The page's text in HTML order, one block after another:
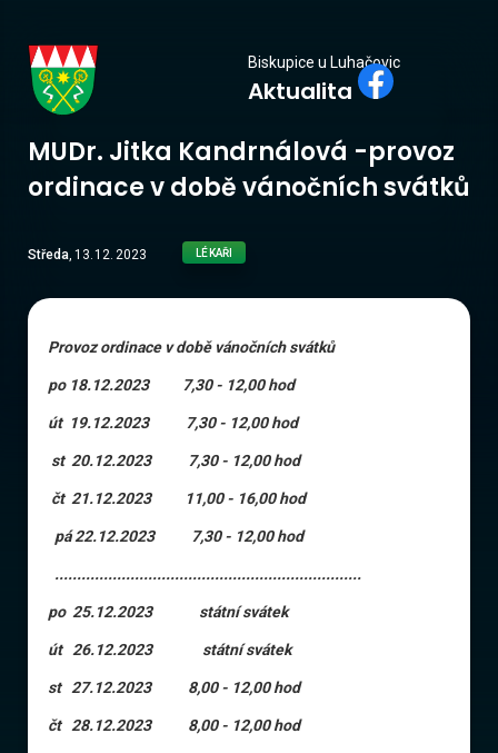
u Luhačovic
Biskupice u Luhačovic
Aktualita
MUDr. Jitka Kandrnálová -provoz
ordinace v době vánočních svátků
Středa, 13.12. 2023 LÉKAŘI
Provoz ordinace v době vánočních svátků
po 18.12.2023 7,30 - 12,00 hod
út 19.12.2023 7,30 - 12,00 hod
st 20.12.2023 7,30 - 12,00 hod
čt 21.12.2023 11,00 - 16,00 hod
pá 22.12.2023 7,30 - 12,00 hod
.....................................................................
po 25.12.2023 státní svátek
út 26.12.2023 státní svátek
st 27.12.2023 8,00 - 12,00 hod
čt 28.12.2023 8,00 - 12,00 hod